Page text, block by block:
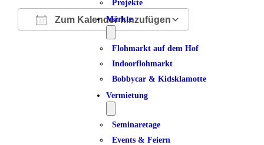
Projekte
Märkte
Flohmarkt auf dem Hof
Indoorflohmarkt
Bobbycar & Kidsklamotte
Vermietung
Seminaretage
Events & Feiern
Zum Kalender hinzufügen
ICS herunterladen
Google Kalender
iCalendarOffice 365Outlook Live